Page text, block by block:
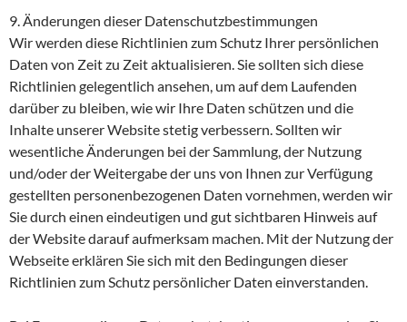
9. Änderungen dieser Datenschutzbestimmungen
Wir werden diese Richtlinien zum Schutz Ihrer persönlichen
Daten von Zeit zu Zeit aktualisieren. Sie sollten sich diese
Richtlinien gelegentlich ansehen, um auf dem Laufenden
darüber zu bleiben, wie wir Ihre Daten schützen und die
Inhalte unserer Website stetig verbessern. Sollten wir
wesentliche Änderungen bei der Sammlung, der Nutzung
und/oder der Weitergabe der uns von Ihnen zur Verfügung
gestellten personenbezogenen Daten vornehmen, werden wir
Sie durch einen eindeutigen und gut sichtbaren Hinweis auf
der Website darauf aufmerksam machen. Mit der Nutzung der
Webseite erklären Sie sich mit den Bedingungen dieser
Richtlinien zum Schutz persönlicher Daten einverstanden.